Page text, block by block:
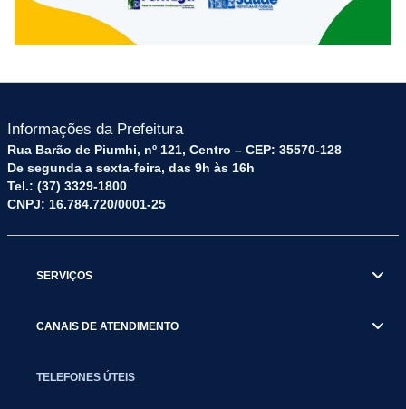
Informações da Prefeitura
Rua Barão de Piumhi, nº 121, Centro – CEP: 35570-128
De segunda a sexta-feira, das 9h às 16h
Tel.: (37) 3329-1800
CNPJ: 16.784.720/0001-25
SERVIÇOS
CANAIS DE ATENDIMENTO
TELEFONES ÚTEIS